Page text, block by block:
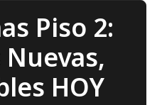
Piso 2:
HOY